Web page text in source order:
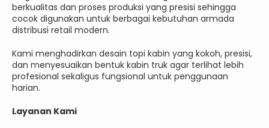
berkualitas dan proses produksi yang presisi sehingga
cocok digunakan untuk berbagai kebutuhan armada
distribusi retail modern.
Kami menghadirkan desain topi kabin yang kokoh, presisi,
dan menyesuaikan bentuk kabin truk agar terlihat lebih
profesional sekaligus fungsional untuk penggunaan
harian.
Layanan Kami